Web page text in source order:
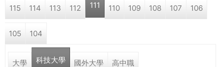
學a
r
e
115 114 113 112 111 110 109 108 107 106
105 104
大學 科技大學 國外大學 高中職